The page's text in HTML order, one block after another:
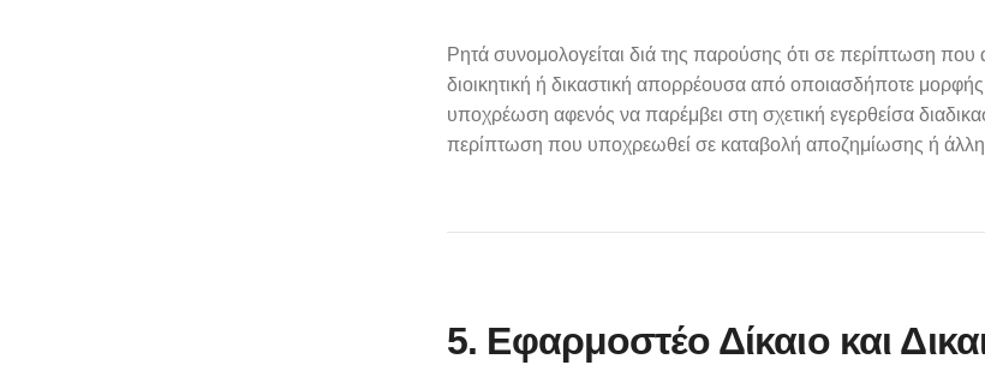
Ρητά συνομολογείται διά της παρούσης ότι σε περίπτωση
διοικητική ή δικαστική απορρέουσα από οποιασδήποτε
υποχρέωση αφενός να παρέμβει στη σχετική εγερθείσα
περίπτωση που υποχρεωθεί σε καταβολή αποζημίωσης ή
5. Εφαρμοστέο Δίκαιο και